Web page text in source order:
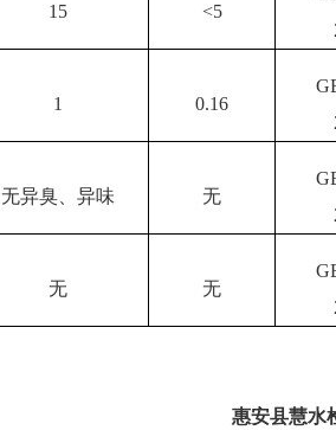
15 <5
1 0.16
无异臭、异味 无
无 无
惠安县慧水